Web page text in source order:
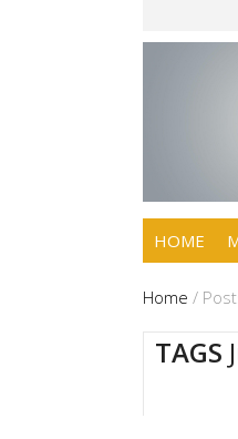
HOME
Home /
TAGS